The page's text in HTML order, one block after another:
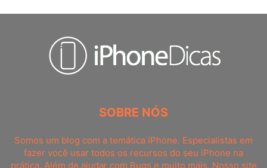
SOBRE NÓS
Somos um blog com a temática iPhone. Especialistas em
fazer você usar todos os recursos do seu iPhone na
prática. Além de ajudar com Bugs e muito mais. Nosso site